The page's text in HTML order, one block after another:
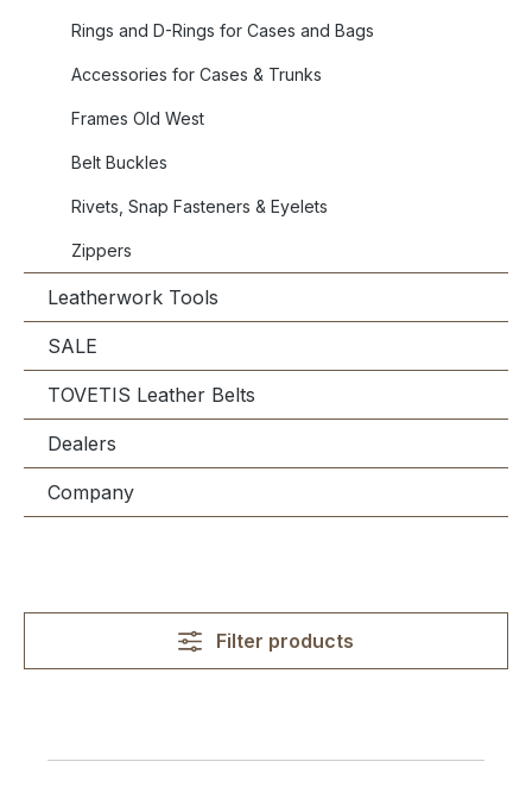
Rings and D-Rings for Cases and Bags
Accessories for Cases & Trunks
Frames Old West
Belt Buckles
Rivets, Snap Fasteners & Eyelets
Zippers
Leatherwork Tools
SALE
TOVETIS Leather Belts
Dealers
Company
Filter products